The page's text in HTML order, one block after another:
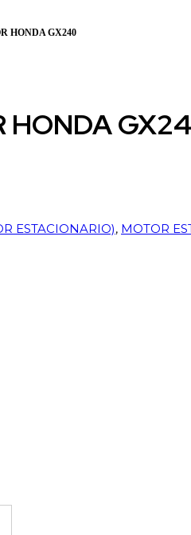
HONDA GX240
HONDA
ESTACIONARIO), MOTOR